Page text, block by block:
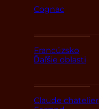
Cognac
Francúzsko
Ďaľšie oblasti
Claude chatelier